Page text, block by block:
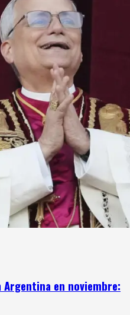
Argentina en noviembre: